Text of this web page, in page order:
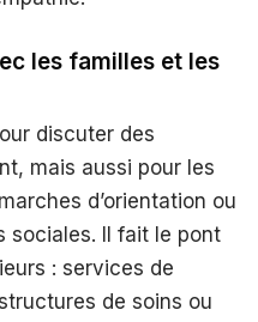
les familles et les
discuter des
mais aussi pour les
d’orientation ou
sociales. Il fait le pont
: services de
de soins ou